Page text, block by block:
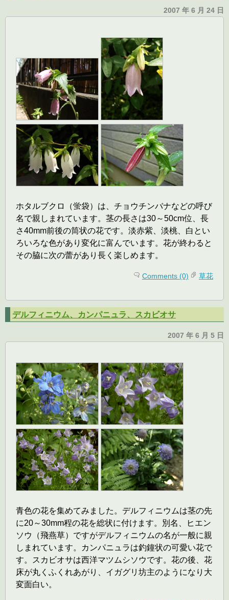
2007 年 6 月 24 日
ホタルブクロ（蛍袋）は、チョウチンバナなどの呼び
名で親しまれています。茎の長さは30～50cm位、長
さ40mm前後の筒状の花です。淡赤紫、淡桃、白とい
ろいろな色があり変化に富んでいます。花が終わると
その脇に次の蕾があり長く楽しめます。
Comments (0) 草花
デルフィニウム、カンパニュラ、スカビオサ
2007 年 6 月 5 日
青色の花を集めてみました。デルフィニウムは茎の先
に20～30mm程の花を総状に付けます。別名、ヒエン
ソウ（飛燕草）ですがデルフィニウムの名が一般に親
しまれています。カンパニュラは釣鐘状の可愛い花で
す。スカビオサは西洋マツムシソウです。花の後、花
床が丸くふくれあがり、イガグリ坊主のようになり大
変面白い。